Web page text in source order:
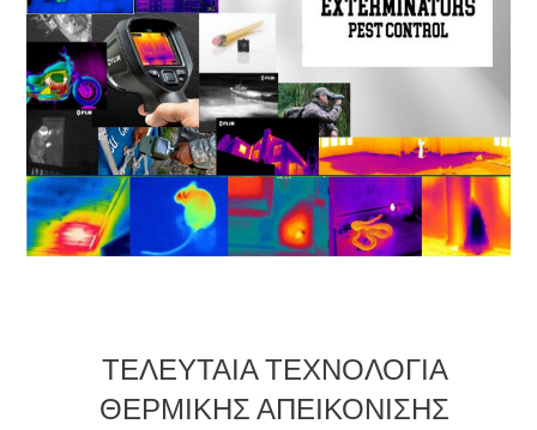
ΤΕΛΕΥΤΑΙΑ ΤΕΧΝΟΛΟΓΙΑ
ΘΕΡΜΙΚΗΣ ΑΠΕΙΚΟΝΙΣΗΣ